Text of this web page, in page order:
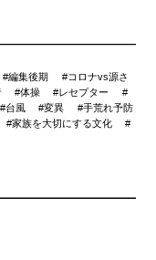
#編集後期
#コロナvs源さ
#体操 #レセプター
#
#台風 #変異
#手荒れ予防
#家族を大切にする文化
#